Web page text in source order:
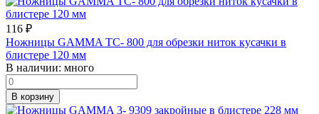
116 ₽
Ножницы GAMMA TC- 800 для обрезки ниток кусачки в
блистере 120 мм
В наличии: много
В корзину